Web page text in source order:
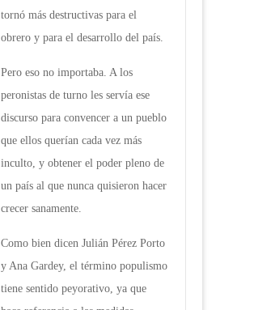
tornó más destructivas para el
obrero y para el desarrollo del país.
Pero eso no importaba. A los
peronistas de turno les servía ese
discurso para convencer a un pueblo
que ellos querían cada vez más
inculto, y obtener el poder pleno de
un país al que nunca quisieron hacer
crecer sanamente.
Como bien dicen Julián Pérez Porto
y Ana Gardey, el término populismo
tiene sentido peyorativo, ya que